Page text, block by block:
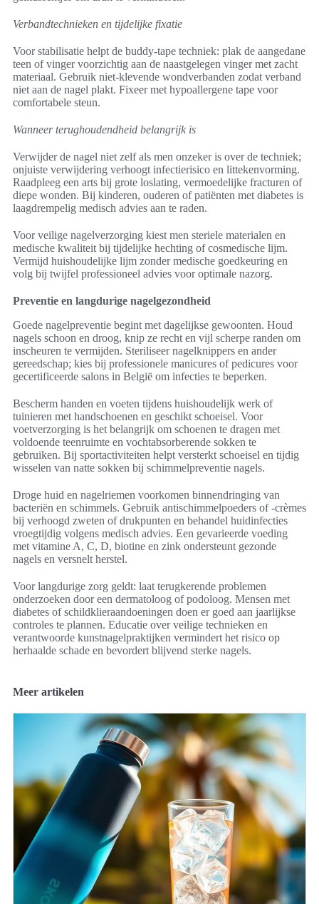
Verbandtechnieken en tijdelijke fixatie
Voor stabilisatie helpt de buddy-tape techniek: plak de aangedane
teen of vinger voorzichtig aan de naastgelegen vinger met zacht
materiaal. Gebruik niet-klevende wondverbanden zodat verband
niet aan de nagel plakt. Fixeer met hypoallergene tape voor
comfortabele steun.
Wanneer terughoudendheid belangrijk is
Verwijder de nagel niet zelf als men onzeker is over de techniek;
onjuiste verwijdering verhoogt infectierisico en littekenvorming.
Raadpleeg een arts bij grote loslating, vermoedelijke fracturen of
diepe wonden. Bij kinderen, ouderen of patiënten met diabetes is
laagdrempelig medisch advies aan te raden.
Voor veilige nagelverzorging kiest men steriele materialen en
medische kwaliteit bij tijdelijke hechting of cosmedische lijm.
Vermijd huishoudelijke lijm zonder medische goedkeuring en
volg bij twijfel professioneel advies voor optimale nazorg.
Preventie en langdurige nagelgezondheid
Goede nagelpreventie begint met dagelijkse gewoonten. Houd
nagels schoon en droog, knip ze recht en vijl scherpe randen om
inscheuren te vermijden. Steriliseer nagelknippers en ander
gereedschap; kies bij professionele manicures of pedicures voor
gecertificeerde salons in België om infecties te beperken.
Bescherm handen en voeten tijdens huishoudelijk werk of
tuinieren met handschoenen en geschikt schoeisel. Voor
voetverzorging is het belangrijk om schoenen te dragen met
voldoende teenruimte en vochtabsorberende sokken te
gebruiken. Bij sportactiviteiten helpt versterkt schoeisel en tijdig
wisselen van natte sokken bij schimmelpreventie nagels.
Droge huid en nagelriemen voorkomen binnendringing van
bacteriën en schimmels. Gebruik antischimmelpoeders of -crèmes
bij verhoogd zweten of drukpunten en behandel huidinfecties
vroegtijdig volgens medisch advies. Een gevarieerde voeding
met vitamine A, C, D, biotine en zink ondersteunt gezonde
nagels en versnelt herstel.
Voor langdurige zorg geldt: laat terugkerende problemen
onderzoeken door een dermatoloog of podoloog. Mensen met
diabetes of schildklieraandoeningen doen er goed aan jaarlijkse
controles te plannen. Educatie over veilige technieken en
verantwoorde kunstnagelpraktijken vermindert het risico op
herhaalde schade en bevordert blijvend sterke nagels.
Meer artikelen